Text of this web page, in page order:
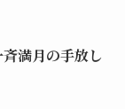
満月の手放し